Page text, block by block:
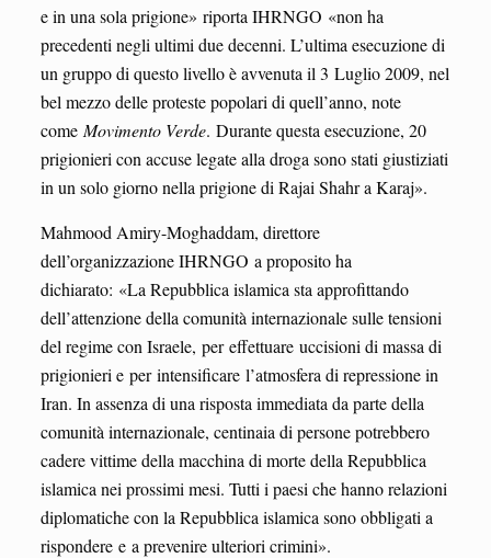
e in una sola prigione» riporta IHRNGO «non ha
precedenti negli ultimi due decenni. L’ultima esecuzione di
un gruppo di questo livello è avvenuta il 3 Luglio 2009, nel
bel mezzo delle proteste popolari di quell’anno, note
come Movimento Verde. Durante questa esecuzione, 20
prigionieri con accuse legate alla droga sono stati giustiziati
in un solo giorno nella prigione di Rajai Shahr a Karaj».
Mahmood Amiry-Moghaddam, direttore
dell’organizzazione IHRNGO a proposito ha
dichiarato: «La Repubblica islamica sta approfittando
dell’attenzione della comunità internazionale sulle tensioni
del regime con Israele, per effettuare uccisioni di massa di
prigionieri e per intensificare l’atmosfera di repressione in
Iran. In assenza di una risposta immediata da parte della
comunità internazionale, centinaia di persone potrebbero
cadere vittime della macchina di morte della Repubblica
islamica nei prossimi mesi. Tutti i paesi che hanno relazioni
diplomatiche con la Repubblica islamica sono obbligati a
rispondere e a prevenire ulteriori crimini».